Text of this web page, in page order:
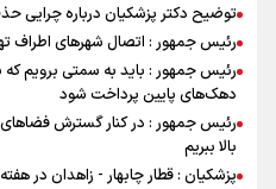
توضیح دکتر پزشکیان درباره چرایی
رئیس جمهور : اتصال شهرهای اطراف
رئیس جمهور : باید به سمتی برویم که
دهک‌های پایین پرداخت شود
رئیس جمهور : در کنار گسترش
بالا ببریم
پزشکیان : قطار چابهار - زاهدان در